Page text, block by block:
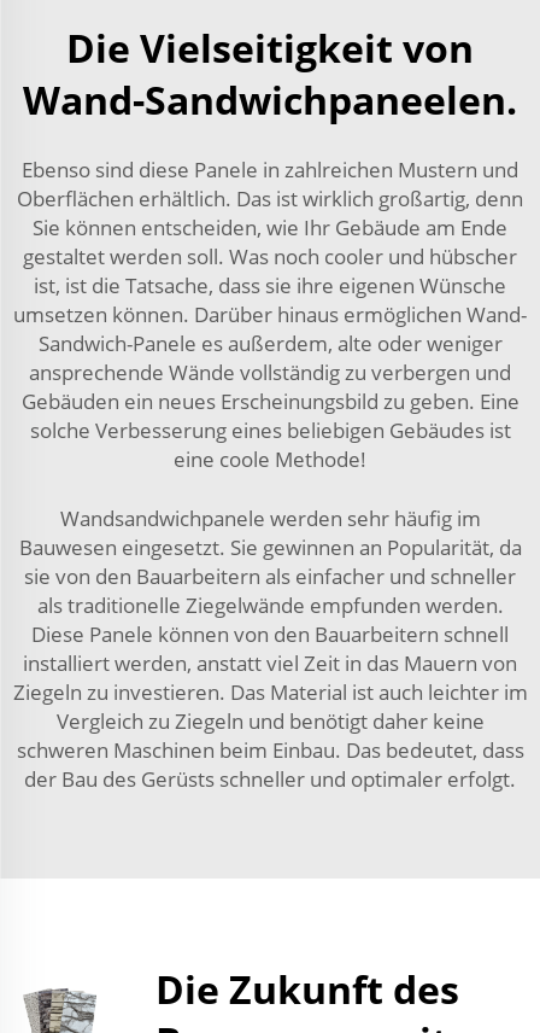
Die Vielseitigkeit von
Wand-Sandwichpaneelen.
Ebenso sind diese Panele in zahlreichen Mustern und
Oberflächen erhältlich. Das ist wirklich großartig, denn
Sie können entscheiden, wie Ihr Gebäude am Ende
gestaltet werden soll. Was noch cooler und hübscher
ist, ist die Tatsache, dass sie ihre eigenen Wünsche
umsetzen können. Darüber hinaus ermöglichen Wand-
Sandwich-Panele es außerdem, alte oder weniger
ansprechende Wände vollständig zu verbergen und
Gebäuden ein neues Erscheinungsbild zu geben. Eine
solche Verbesserung eines beliebigen Gebäudes ist
eine coole Methode!
Wandsandwichpanele werden sehr häufig im
Bauwesen eingesetzt. Sie gewinnen an Popularität, da
sie von den Bauarbeitern als einfacher und schneller
als traditionelle Ziegelwände empfunden werden.
Diese Panele können von den Bauarbeitern schnell
installiert werden, anstatt viel Zeit in das Mauern von
Ziegeln zu investieren. Das Material ist auch leichter im
Vergleich zu Ziegeln und benötigt daher keine
schweren Maschinen beim Einbau. Das bedeutet, dass
der Bau des Gerüsts schneller und optimaler erfolgt.
Die Zukunft des